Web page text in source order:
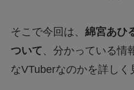
そこで今回は、 綿宮あひ
ついて、分かっている情
なVTuberなのかを詳しく